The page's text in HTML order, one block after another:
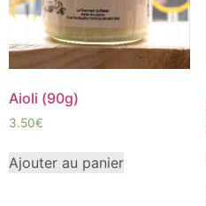
Aioli (90g)
3.50€
Ajouter au panier